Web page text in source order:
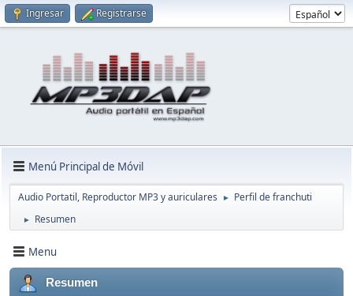
Ingresar Registrarse
Menú Principal de Móvil
Audio Portatil, Reproductor MP3 y auriculares ► Perfil de franchuti
► Resumen
Menu
Resumen